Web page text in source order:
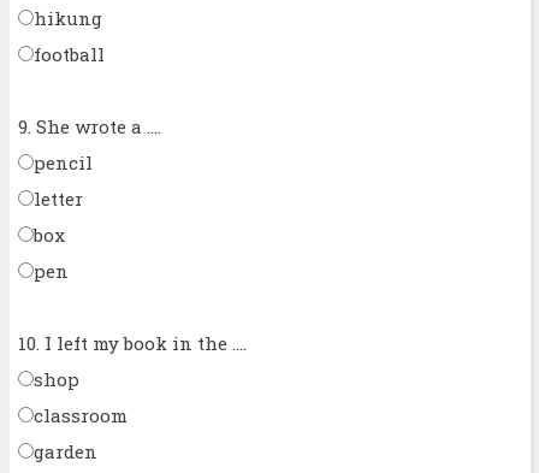
hikung
football
9. She wrote a ....
pencil
letter
box
pen
10. I left my book in the ....
shop
classroom
garden